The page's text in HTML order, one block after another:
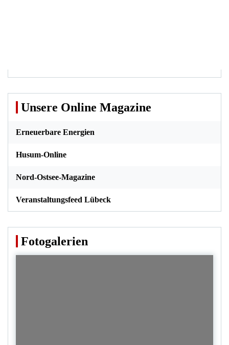
Unsere Online Magazine
Erneuerbare Energien
Husum-Online
Nord-Ostsee-Magazine
Veranstaltungsfeed Lübeck
Fotogalerien